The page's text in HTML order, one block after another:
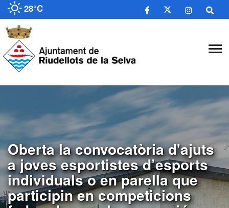
28°C
Oberta la convocatòria d'ajuts
a joves esportistes d’esports
individuals o en parella que
participin en competicions